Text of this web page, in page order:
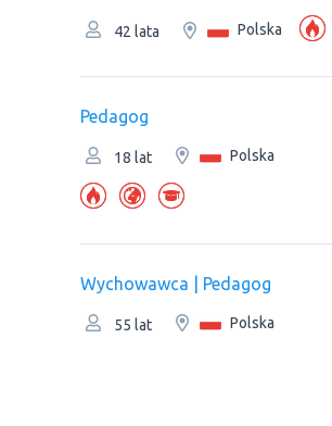
42 lata Polska
Pedagog
18 lat Polska
Wychowawca | Pedagog
55 lat Polska